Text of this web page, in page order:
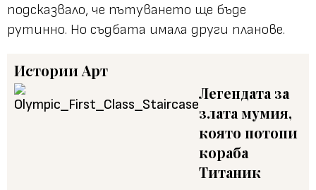
подсказвало, че пътуването ще бъде
рутинно. Но съдбата имала други планове.
ИсторииАрт
Легендата за
злата мумия,
която потопи
кораба
Титаник